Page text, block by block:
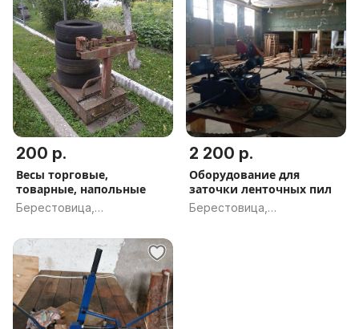
200 р.
Весы торговые,
товарные, напольные
Берестовица,
2 200 р.
Оборудование для
заточки ленточных пил
Берестовица,